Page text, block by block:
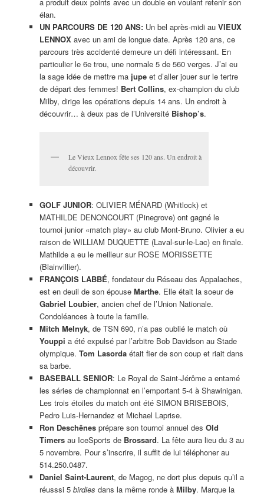
élan.
UN PARCOURS DE 120 ANS: Un bel après-midi au VIEUX
LENNOX avec un ami de longue date. Après 120 ans, ce
parcours très accidenté demeure un défi intéressant. En
particulier le 6e trou, une normale 5 de 560 verges. J’ai eu
la sage idée de mettre ma jupeet d’aller jouer sur le tertre
de départ des femmes! Bert Collins, ex-champion du club
Milby, dirige les opérations depuis 14 ans. Un endroit à
découvrir… à deux pas de l’Université Bishop’s.
Le Vieux Lennox fête ses 120 ans. Un endroit à
découvrir.
GOLF JUNIOR: OLIVIER MÉNARD (Whitlock) et
MATHILDE DENONCOURT (Pinegrove) ont gagné le
tournoi junior «match play» au club Mont-Bruno. Olivier a eu
raison de WILLIAM DUQUETTE (Laval-sur-le-Lac) en finale.
Mathilde a eu le meilleur sur ROSE MORISSETTE
(Blainvillier).
FRANÇOIS LABBÉ, fondateur du Réseau des Appalaches,
est en deuil de son épouse Marthe. Elle était la soeur de
Gabriel Loubier, ancien chef de l’Union Nationale.
Condoléances à toute la famille.
Mitch Melnyk, de TSN 690, n’a pas oublié le match où
Youppi a été expulsé par l’arbitre Bob Davidson au Stade
olympique. Tom Lasordaétait fier de son coup et riait dans
sa barbe.
BASEBALL SENIOR: Le Royal de Saint-Jérôme a entamé
les séries de championnat en l’emportant 5-4 à Shawinigan.
Les trois étoiles du match ont été SIMON BRISEBOIS,
Pedro Luis-Hernandez et Michael Laprise.
Ron Deschênes prépare son tournoi annuel des Old
Timersau IceSports de Brossard. La fête aura lieu du 3 au
5 novembre. Pour s’inscrire, il suffit de lui téléphoner au
514.250.0487.
Daniel Saint-Laurent, de Magog, ne dort plus depuis qu’il a
réusssi 5 birdies dans la même ronde à Milby. Marque la